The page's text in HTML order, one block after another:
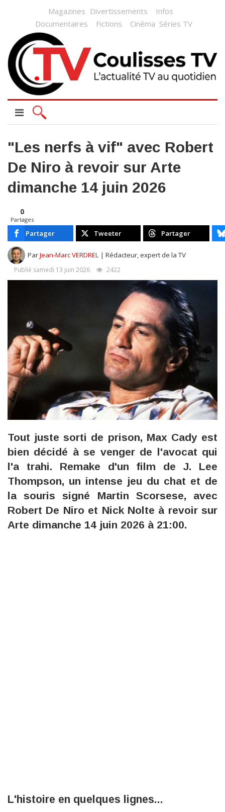
Magazines Divertissements
Infos
Documentaires
Fictions Cinéma Séries TV
"Les nerfs à vif" avec Robert
De Niro à revoir sur Arte
dimanche 14 juin 2026
0
Partages
Partager Tweeter Partager
ParJean-Marc VERDREL | Rédacteur, expert de la TV
Publié samedi 13 juin 2026 2422
Tout juste sorti de prison, Max Cady est
bien décidé à se venger de l'avocat qui
l'a trahi. Remake d'un film de J. Lee
Thompson, un intense jeu du chat et de
la souris signé Martin Scorsese, avec
Robert De Niro et Nick Nolte à revoir sur
Arte dimanche 14 juin 2026 à 21:00.
L'histoire en quelques lignes...